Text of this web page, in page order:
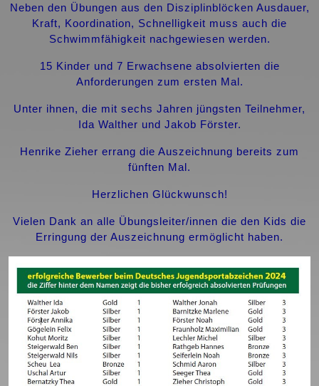
Neben den Übungen aus den Disziplinblöcken Ausdauer,
Kraft, Koordination, Schnelligkeit muss auch die
Schwimmfähigkeit nachgewiesen werden.
15 Kinder und 7 Erwachsene absolvierten die
Anforderungen zum ersten Mal.
Unter ihnen, die mit sechs Jahren jüngsten Teilnehmer,
Ida Walther und Jakob Förster.
Henrike Zieher errang die Auszeichnung bereits zum
fünften Mal.
Herzlichen Glückwunsch!
Vielen Dank an alle Übungsleiter/innen die den Kids die
Erringung der Auszeichnung ermöglicht haben.